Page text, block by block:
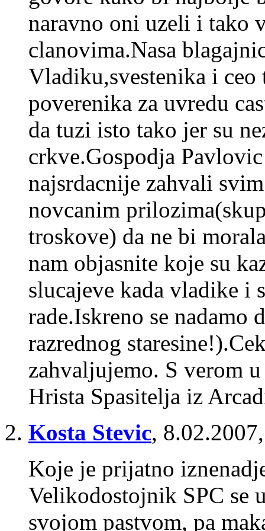
naravno oni uzeli i tako
clanovima.Nasa
Vladiku,svestenika i
poverenika za uvredu
da tuzi isto tako jer su
crkve.Gospodja
najsrdacnije zahvali
novcanim
troskove) da ne bi
nam objasnite koje su
slucajeve kada vladike i
rade.Iskreno se nadamo
razrednog
zahvaljujemo. S verom
Hrista Spasitelja iz
Kosta Stevic,
Koje je prijatno
Velikodostojnik SPC se
svojom pastvom, pa